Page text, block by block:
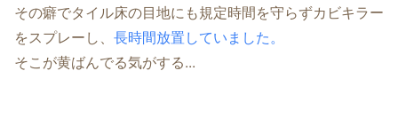
その癖でタイル床の目地にも規定時間を守らずカビキラー
をスプレーし、 長時間放置していました。
そこが黄ばんでる気がする...